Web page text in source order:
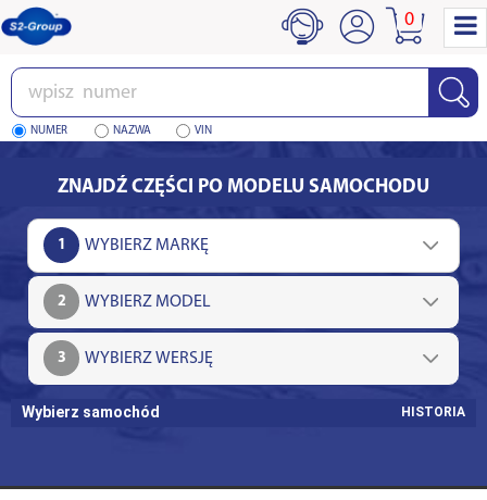
Wpisz
numer
NUMER NAZWA VIN
0
ZNAJDŹ CZĘŚCI PO MODELU SAMOCHODU
1
2
3
Wybierz samochód HISTORIA